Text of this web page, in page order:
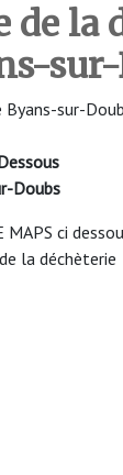
de la
sur-
Doubs
MAPS ci
la déchèterie